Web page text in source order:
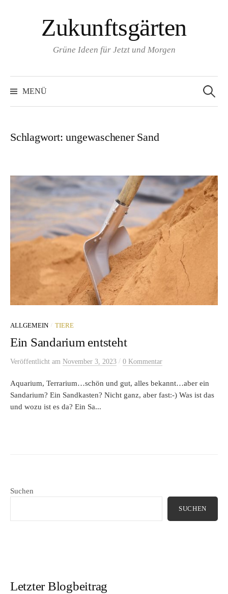
überspringenZukunftsgärten
Grüne Ideen für Jetzt und Morgen
MENÜ
nach:
Schlagwort:ungewaschener Sand
ALLGEMEIN / TIERE
Ein Sandarium entsteht
Veröffentlicht am November 3, 2023 / 0 Kommentar
Aquarium, Terrarium…schön und gut, alles bekannt…aber ein
Sandarium? Ein Sandkasten? Nicht ganz, aber fast:-) Was ist das
und wozu ist es da? Ein Sa...
Suchen
SUCHEN
Letzter Blogbeitrag